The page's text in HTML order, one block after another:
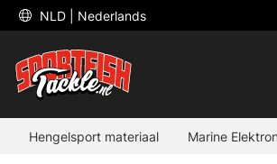
NLD | Nederlands
Hengelsport materiaal Marine